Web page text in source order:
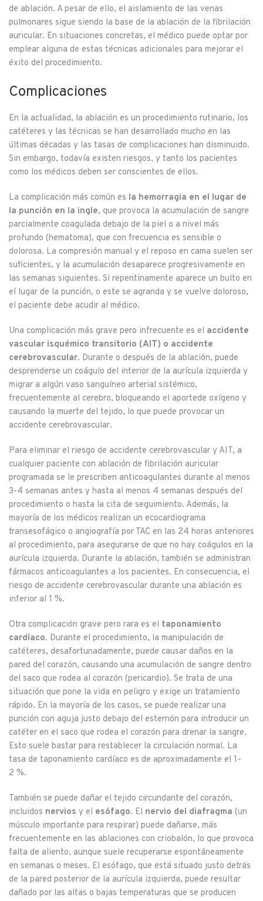
de ablación. A pesar de ello, el aislamiento de las venas
pulmonares sigue siendo la base de la ablación de la fibrilación
auricular. En situaciones concretas, el médico puede optar por
emplear alguna de estas técnicas adicionales para mejorar el
éxito del procedimiento.
Complicaciones
En la actualidad, la ablación es un procedimiento rutinario, los
catéteres y las técnicas se han desarrollado mucho en las
últimas décadas y las tasas de complicaciones han disminuido.
Sin embargo, todavía existen riesgos, y tanto los pacientes
como los médicos deben ser conscientes de ellos.
La complicación más común es la hemorragia en el lugar de
la punción en la ingle, que provoca la acumulación de sangre
parcialmente coagulada debajo de la piel o a nivel más
profundo (hematoma), que con frecuencia es sensible o
dolorosa. La compresión manual y el reposo en cama suelen ser
suficientes, y la acumulación desaparece progresivamente en
las semanas siguientes. Si repentinamente aparece un bulto en
el lugar de la punción, o este se agranda y se vuelve doloroso,
el paciente debe acudir al médico.
Una complicación más grave pero infrecuente es el accidente
vascular isquémico transitorio (AIT) o accidente
cerebrovascular. Durante o después de la ablación, puede
desprenderse un coágulo del interior de la aurícula izquierda y
migrar a algún vaso sanguíneo arterial sistémico,
frecuentemente al cerebro, bloqueando el aportede oxígeno y
causando la muerte del tejido, lo que puede provocar un
accidente cerebrovascular.
Para eliminar el riesgo de accidente cerebrovascular y AIT, a
cualquier paciente con ablación de fibrilación auricular
programada se le prescriben anticoagulantes durante al menos
3-4 semanas antes y hasta al menos 4 semanas después del
procedimiento o hasta la cita de seguimiento. Además, la
mayoría de los médicos realizan un ecocardiograma
transesofágico o angiografía por TAC en las 24 horas anteriores
al procedimiento, para asegurarse de que no hay coágulos en la
aurícula izquierda. Durante la ablación, también se administran
fármacos anticoagulantes a los pacientes. En consecuencia, el
riesgo de accidente cerebrovascular durante una ablación es
inferior al 1 %.
Otra complicación grave pero rara es el taponamiento
cardíaco. Durante el procedimiento, la manipulación de
catéteres, desafortunadamente, puede causar daños en la
pared del corazón, causando una acumulación de sangre dentro
del saco que rodea al corazón (pericardio). Se trata de una
situación que pone la vida en peligro y exige un tratamiento
rápido. En la mayoría de los casos, se puede realizar una
punción con aguja justo debajo del esternón para introducir un
catéter en el saco que rodea el corazón para drenar la sangre.
Esto suele bastar para restablecer la circulación normal. La
tasa de taponamiento cardíaco es de aproximadamente el 1-
2 %.
También se puede dañar el tejido circundante del corazón,
incluidos nervios y el esófago. El nervio del diafragma (un
músculo importante para respirar) puede dañarse, más
frecuentemente en las ablaciones con criobalón, lo que provoca
falta de aliento, aunque suele recuperarse espontáneamente
en semanas o meses. El esófago, que está situado justo detrás
de la pared posterior de la aurícula izquierda, puede resultar
dañado por las altas o bajas temperaturas que se producen